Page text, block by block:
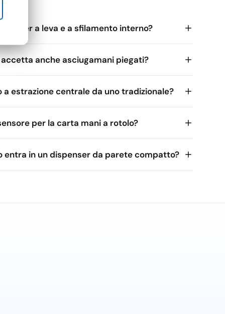
a leva e a sfilamento interno?
anche asciugamani piegati?
a estrazione centrale da uno tradizionale?
per la carta mani a rotolo?
entra in un dispenser da parete compatto?